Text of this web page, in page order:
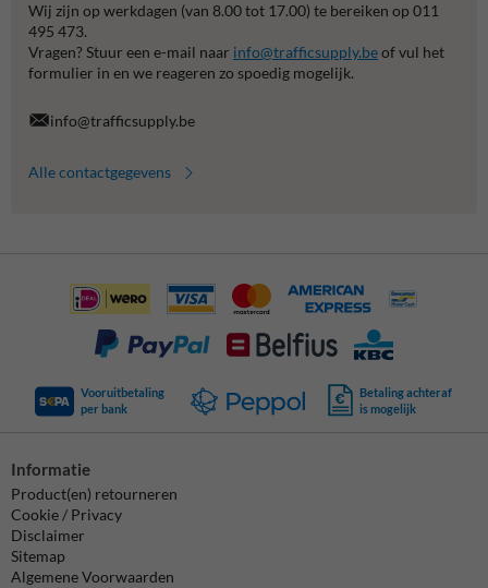
Wij zijn op werkdagen (van 8.00 tot 17.00) te bereiken op 011
495 473.
Vragen? Stuur een e-mail naar info@trafficsupply.beof vul het
formulier in en we reageren zo spoedig mogelijk.
info@trafficsupply.be
Alle contactgegevens
Vooruitbetaling
per bank
Betaling achteraf
is mogelijk
Informatie
Product(en) retourneren
Cookie / Privacy
Disclaimer
Sitemap
Algemene Voorwaarden